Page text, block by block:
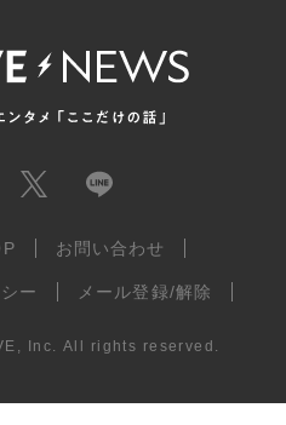
お問い合わせ
ー メール登録/解除
Inc. All rights reserved.